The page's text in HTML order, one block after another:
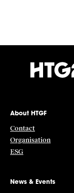
About HTGF
Contact
Organisation
ESG
News & Events